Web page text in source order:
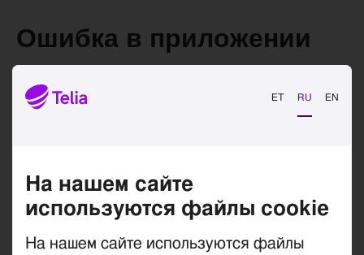
ET RU EN
На нашем сайте
используются файлы cookie
На нашем сайте используются файлы
Ошибка в приложении
Произошла ошибка при обработке вашего
запроса, сообщение об ошибке отправлено